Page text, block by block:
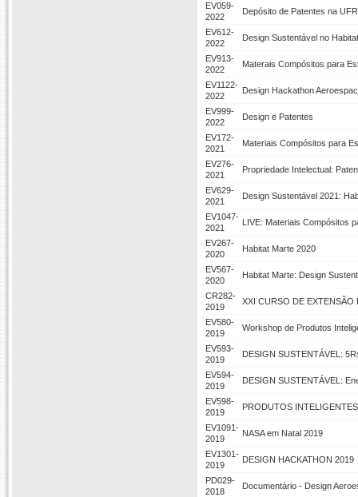
EV059-
2022
Depósito de Patentes na
EV612-
2022
Design Sustentável no
EV913-
2022
Materais Compósitos para
EV1122-
2022
Design Hackathon
EV999-
2022
Design e Patentes
EV172-
2021
Materiais Compósitos para
EV276-
2021
Propriedade Intelectual:
EV629-
2021
Design Sustentável 2021:
EV1047-
2021
LIVE: Materiais Compósitos
EV267-
2020
Habitat Marte 2020
EV567-
2020
Habitat Marte: Design
CR282-
2019
XXI CURSO DE EXTENSÃO
EV580-
2019
Workshop de Produtos
EV593-
2019
DESIGN SUSTENTÁVEL:
EV594-
2019
DESIGN SUSTENTÁVEL:
EV598-
2019
PRODUTOS
EV1091-
2019
NASA em Natal 2019
EV1301-
2019
DESIGN HACKATHON 2019
PD029-
2018
Documentário - Design